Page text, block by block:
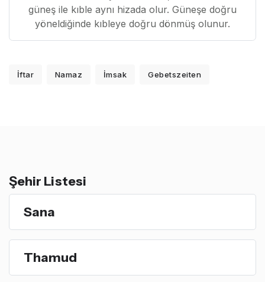
güneş ile kıble aynı hizada olur. Güneşe doğru
yöneldiğinde kıbleye doğru dönmüş olunur.
İftar Namaz İmsak Gebetszeiten
Şehir Listesi
Sana
Thamud